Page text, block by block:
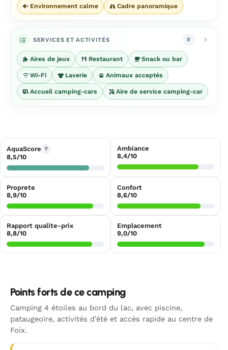
Environnement calme Cadre panoramique
SERVICES ET ACTIVITÉS 8
Aires de jeux Restaurant Snack ou bar
Wi-Fi Laverie Animaux acceptés
Accueil camping-cars Aire de service camping-car
AquaScore ?
8,5/10
Ambiance
8,4/10
Proprete
8,9/10
Confort
8,6/10
Rapport qualite-prix
8,8/10
Emplacement
9,0/10
Points forts de ce camping
Camping 4 étoiles au bord du lac, avec piscine,
pataugeoire, activités d’été et accès rapide au centre de
Foix.